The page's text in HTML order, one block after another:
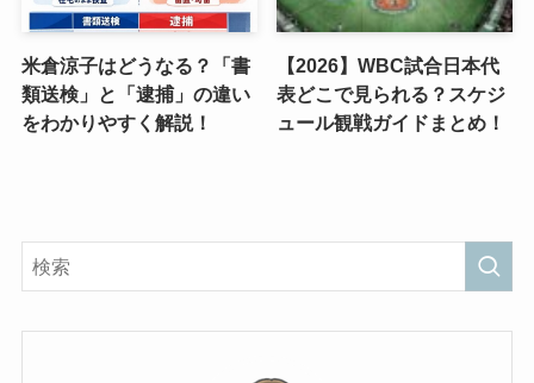
米倉涼子はどうなる？「書
類送検」と「逮捕」の違い
をわかりやすく解説！
【2026】WBC試合日本代
表どこで見られる？スケジ
ュール観戦ガイドまとめ！